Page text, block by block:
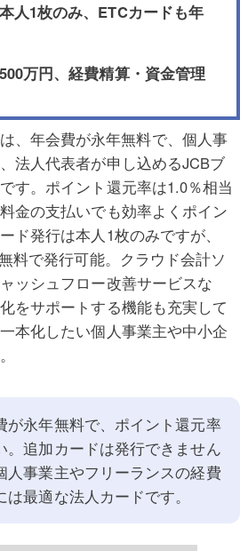
人1枚のみ、ETCカードも年
万円、経費精算・資金管理
、年会費が永年無料で、個人事
法人代表者が申し込めるJCBブ
す。ポイント還元率は1.0％相当
金の支払いでも効率よくポイン
ド発行は本人1枚のみですが、
料で発行可能。クラウド会計ソ
ッシュフロー改善サービスな
をサポートする機能も充実して
本化したい個人事業主や中小企
が永年無料で、ポイント還元率
。追加カードは発行できません
人事業主やフリーランスの経費
は最適な法人カードです。